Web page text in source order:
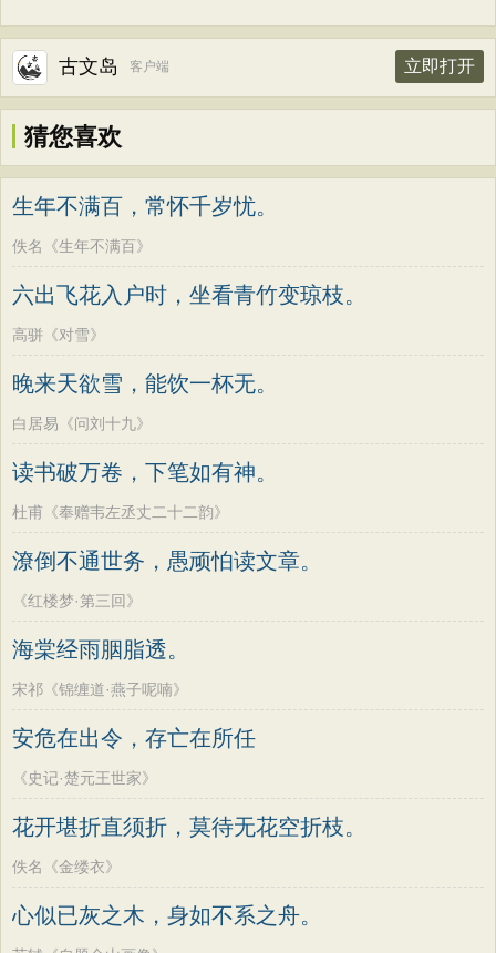
古文岛 客户端 立即打开
猜您喜欢
生年不满百，常怀千岁忧。
佚名《生年不满百》
六出飞花入户时，坐看青竹变琼枝。
高骈《对雪》
晚来天欲雪，能饮一杯无。
白居易《问刘十九》
读书破万卷，下笔如有神。
杜甫《奉赠韦左丞丈二十二韵》
潦倒不通世务，愚顽怕读文章。
《红楼梦·第三回》
海棠经雨胭脂透。
宋祁《锦缠道·燕子呢喃》
安危在出令，存亡在所任
《史记·楚元王世家》
花开堪折直须折，莫待无花空折枝。
佚名《金缕衣》
心似已灰之木，身如不系之舟。